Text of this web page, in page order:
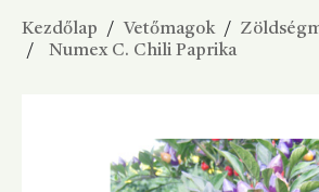
Kezdőlap Vetőmagok
Numex C. Chili Paprika